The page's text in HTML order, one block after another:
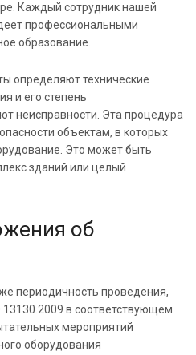
Каждый сотрудник нашей
профессиональными
образование.
определяют технические
и его степень
неисправности. Эта процедура
объектам, в которых
Это может быть
зданий или целый
об
периодичность проведения,
в соответствующем
мероприятий
оборудования